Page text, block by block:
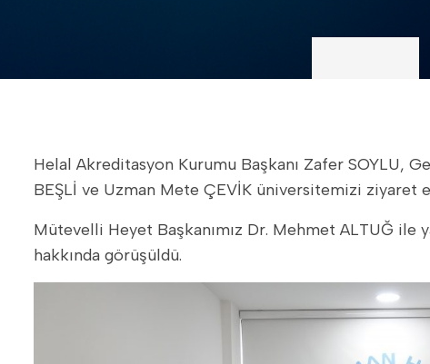
Helal Akreditasyon Kurumu Başkanı Zafer SOYLU, Genel Sekreteri Mustafa Süleyman
BEŞLİ ve Uzman Mete ÇEVİK üniversitemizi ziyaret
Mütevelli Heyet Başkanımız Dr. Mehmet ALTUĞ ile yapılan görüşmede ikili iş birliği
hakkında görüşüldü.